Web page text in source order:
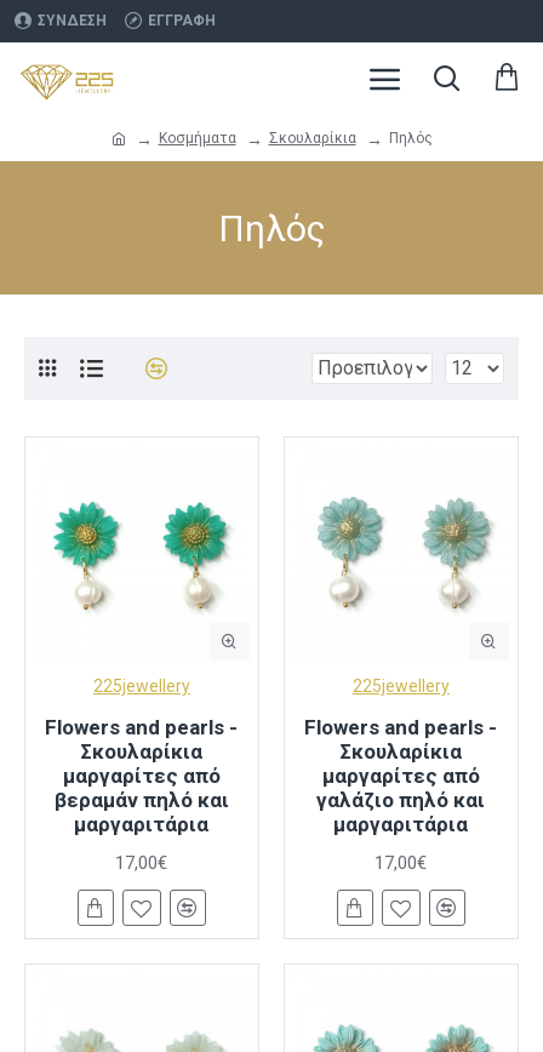
ΣΎΝΔΕΣΗ ΕΓΓΡΑΦΉ
Κοσμήματα Σκουλαρίκια Πηλός
Πηλός
225jewellery
Flowers and pearls -
Σκουλαρίκια
μαργαρίτες από
βεραμάν πηλό και
μαργαριτάρια
17,00€
225jewellery
Flowers and pearls -
Σκουλαρίκια
μαργαρίτες από
γαλάζιο πηλό και
μαργαριτάρια
17,00€